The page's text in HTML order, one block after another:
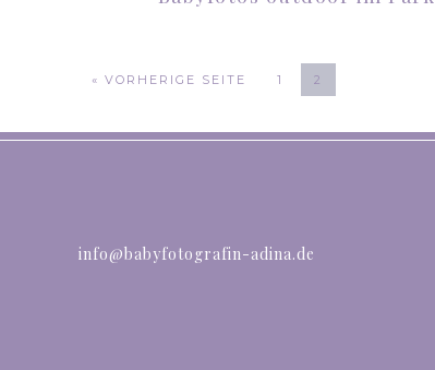
« VORHERIGE SEITE 1 2
info@babyfotografin-adina.de